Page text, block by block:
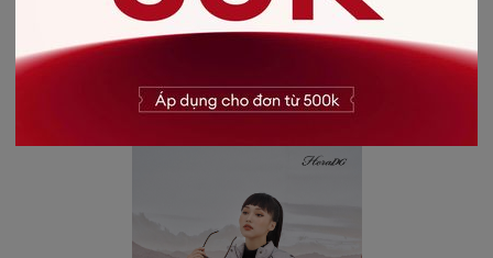
hơn, chúng rất phù hợp với các cô gái châu Á.
Áo phao tối giản, không quá nhiều họa tiết
Khi chọn áo phao, áo trần bông, bạn nên chọn những mẫu
áo tối giản, không quá nhiều họa tiết cầu kỳ.